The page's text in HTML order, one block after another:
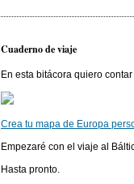
Cuaderno de viaje
En esta bitácora quiero
Crea tu mapa de Europa
Empezaré con el viaje al
Hasta pronto.